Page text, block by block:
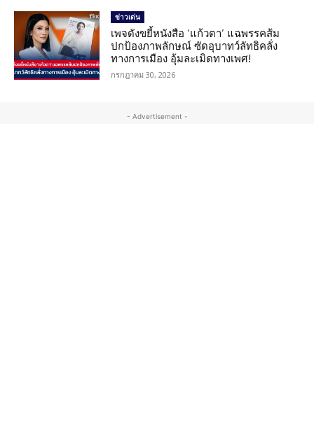
ข่าวเด่น
เพจดังขยี้หนังสือ ‘แก้วตา’ แฉพรรคส้ม
ปกป้องภาพลักษณ์ ซัดอุบาทว์ลัทธิคลั่ง
ทางการเมือง อุ้มละเมิดทางเพศ!
กรกฎาคม 30, 2026
- Advertisement -